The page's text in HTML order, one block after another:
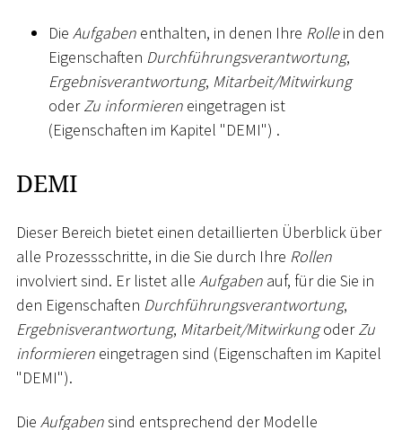
Die Aufgaben enthalten, in denen Ihre Rollein den
Eigenschaften Durchführungsverantwortung,
Ergebnisverantwortung, Mitarbeit/Mitwirkung
oderZu informieren eingetragen ist
(Eigenschaften im Kapitel "DEMI") .
DEMI
Dieser Bereich bietet einen detaillierten Überblick über
alle Prozessschritte, in die Sie durch Ihre Rollen
involviert sind. Er listet alle Aufgaben auf, für die Sie in
den Eigenschaften Durchführungsverantwortung,
Ergebnisverantwortung, Mitarbeit/MitwirkungoderZu
informieren eingetragen sind (Eigenschaften im Kapitel
"DEMI").
Die Aufgabensind entsprechend der Modelle